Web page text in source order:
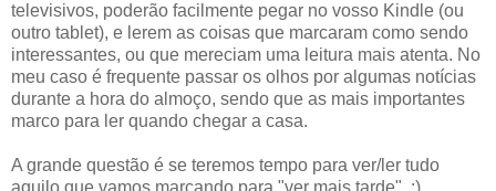
televisivos, poderão facilmente pegar no vosso Kindle (ou
outro tablet), e lerem as coisas que marcaram como sendo
interessantes, ou que mereciam uma leitura mais atenta. No
meu caso é frequente passar os olhos por algumas notícias
durante a hora do almoço, sendo que as mais importantes
marco para ler quando chegar a casa.
A grande questão é se teremos tempo para ver/ler tudo